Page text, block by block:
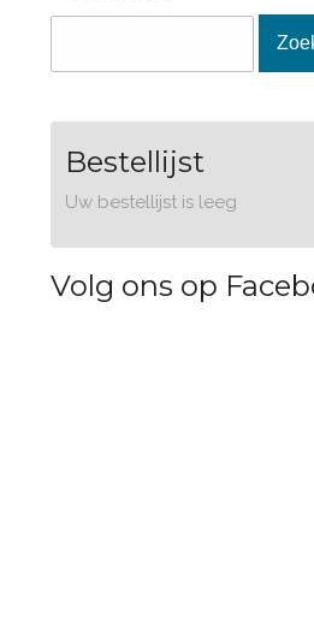
Zoekveld
Bestellijst
Uw bestellijst is leeg
Volg ons op